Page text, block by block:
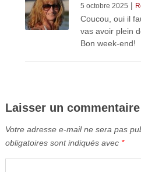
5 octobre 2025 |
Coucou, oui il
vas avoir plein
Bon week-end!
Laisser un commentaire
Votre adresse e-mail ne sera pas
obligatoires sont indiqués avec *